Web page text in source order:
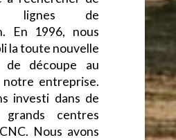
lignes de
En 1996, nous
la toute nouvelle
de découpe au
notre entreprise.
investi dans de
grands centres
Nous avons